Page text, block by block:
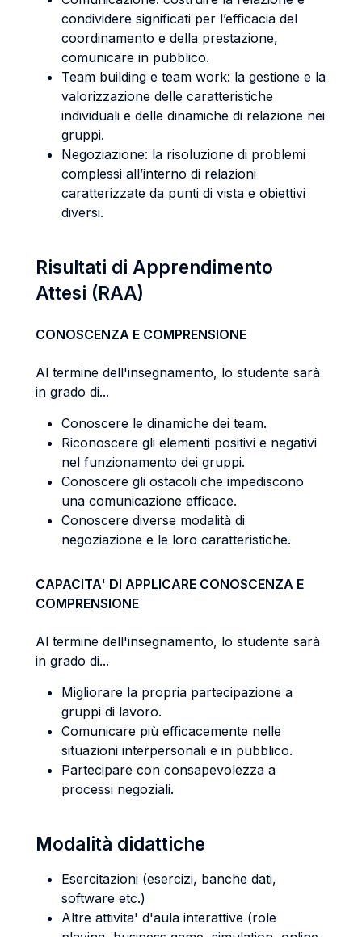
condividere significati per l’efficacia del
coordinamento e della prestazione,
comunicare in pubblico.
Team building e team work: la gestione e la
valorizzazione delle caratteristiche
individuali e delle dinamiche di relazione nei
gruppi.
Negoziazione: la risoluzione di problemi
complessi all’interno di relazioni
caratterizzate da punti di vista e obiettivi
diversi.
Risultati di Apprendimento
Attesi (RAA)
CONOSCENZA E COMPRENSIONE
Al termine dell'insegnamento, lo studente sarà
in grado di...
Conoscere le dinamiche dei team.
Riconoscere gli elementi positivi e negativi
nel funzionamento dei gruppi.
Conoscere gli ostacoli che impediscono
una comunicazione efficace.
Conoscere diverse modalità di
negoziazione e le loro caratteristiche.
CAPACITA' DI APPLICARE CONOSCENZA E
COMPRENSIONE
Al termine dell'insegnamento, lo studente sarà
in grado di...
Migliorare la propria partecipazione a
gruppi di lavoro.
Comunicare più efficacemente nelle
situazioni interpersonali e in pubblico.
Partecipare con consapevolezza a
processi negoziali.
Modalità didattiche
Esercitazioni (esercizi, banche dati,
software etc.)
Altre attivita' d'aula interattive (role